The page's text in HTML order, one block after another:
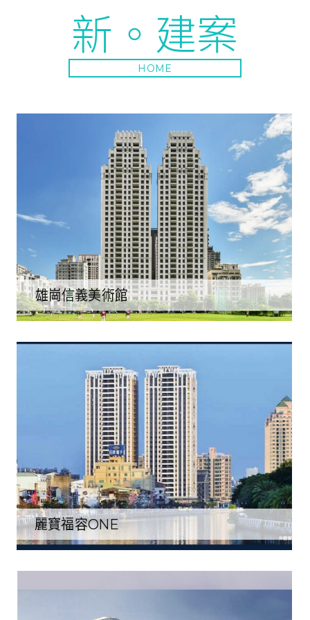
新。建案
HOME
雄崗信義美術館
麗寶福容ONE